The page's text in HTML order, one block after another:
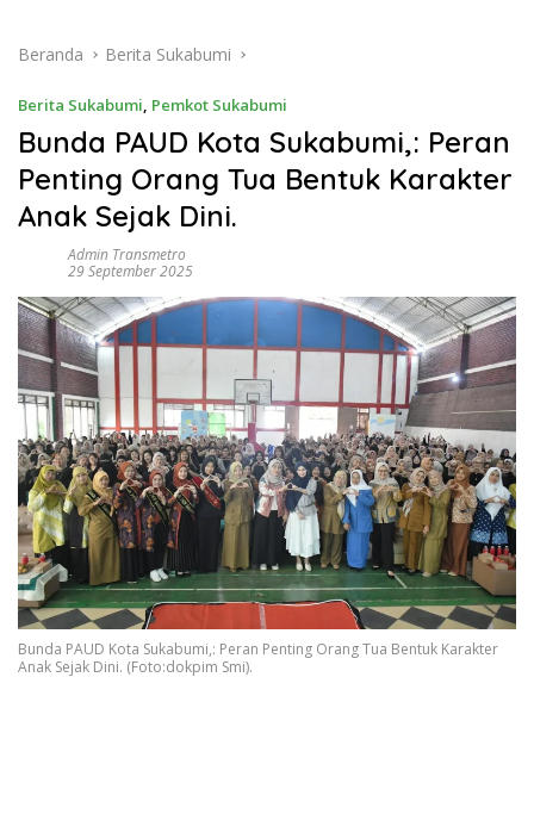
Beranda Berita Sukabumi
Berita Sukabumi, Pemkot Sukabumi
Bunda PAUD Kota Sukabumi,: Peran
Penting Orang Tua Bentuk Karakter
Anak Sejak Dini.
Admin Transmetro
29 September 2025
Bunda PAUD Kota Sukabumi,: Peran Penting Orang Tua Bentuk Karakter
Anak Sejak Dini. (Foto:dokpim Smi).